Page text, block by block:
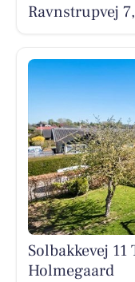
Ravnstrupvej
Solbakkevej
Holmegaard